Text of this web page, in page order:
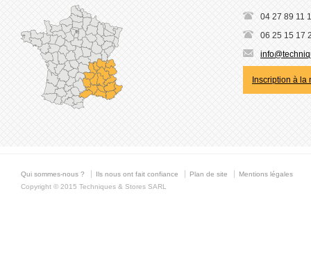
04 27 89 11
06 25 15 17
Inscription à la
Qui sommes-nous ? Ils nous ont fait confiance Plan de site
Mentions légales
Copyright © 2015 Techniques & Stores SARL